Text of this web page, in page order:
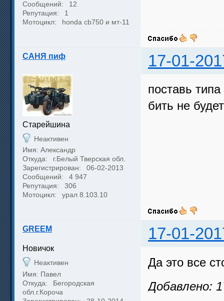
Сообщений:
12
Репутация:
1
Мотоцикл:
honda cb750 и мт-11
САНЯ пиф 17-01-
Cтарейшина
Неактивен
Имя: Александр
Откуда:
г.Белый Тверская обл.
Зарегистрирован:
06-02-2013
Сообщений:
4 947
Репутация:
306
Мотоцикл:
урал 8.103.10
поставь
бить не
GREEM 17-01-
Новичок
Неактивен
Имя: Павел
Откуда:
Бегородская
обл.г.Короча
Да это все
Добавлено: